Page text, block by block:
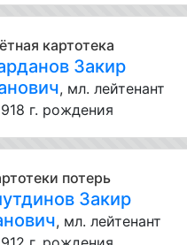
картотека
Закир
, мл. лейтенант
г. рождения
потерь
Закир
, мл. лейтенант